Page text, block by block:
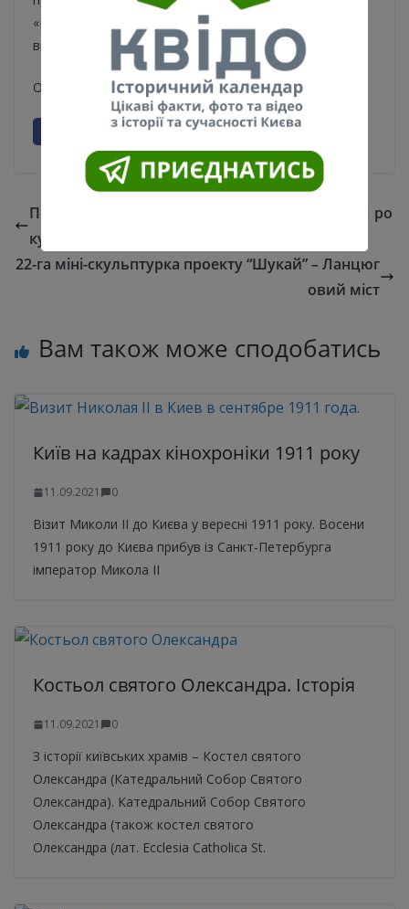
«Національний музей історії України у Другій світовій
війні. Меморіальний комплекс».
Офіційний сайт комплексу:www.warmuseum.kiev.ua
Перше чемпіонство київського “Динамо” 1961 ро
ку
22-га міні-скульптурка проекту “Шукай” – Ланцюг
овий міст
Вам також може сподобатись
Київ на кадрах кінохроніки 1911 року
11.09.2021 0
Візит Миколи II до Києва у вересні 1911 року. Восени
1911 року до Києва прибув із Санкт-Петербурга
імператор Микола II
Костьол святого Олександра. Історія
11.09.2021 0
З історії київських храмів – Костел святого
Олександра (Катедральний Собор Святого
Олександра). Катедральний Собор Святого
Олександра (також костел святого
Олександра (лат. Ecclesia Catholica St.